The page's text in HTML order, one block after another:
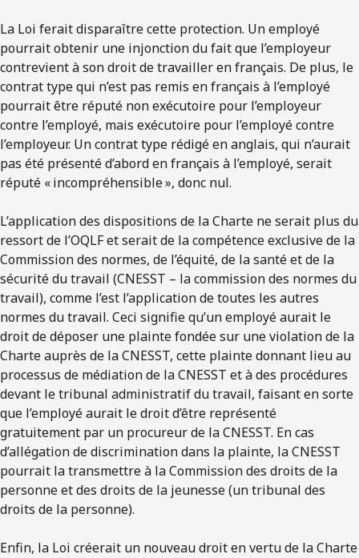
La Loi ferait disparaître cette protection. Un employé
pourrait obtenir une injonction du fait que l’employeur
contrevient à son droit de travailler en français. De plus, le
contrat type qui n’est pas remis en français à l’employé
pourrait être réputé non exécutoire pour l’employeur
contre l’employé, mais exécutoire pour l’employé contre
l’employeur. Un contrat type rédigé en anglais, qui n’aurait
pas été présenté d’abord en français à l’employé, serait
réputé « incompréhensible », donc nul.
L’application des dispositions de la Charte ne serait plus du
ressort de l’OQLF et serait de la compétence exclusive de la
Commission des normes, de l’équité, de la santé et de la
sécurité du travail (CNESST – la commission des normes du
travail), comme l’est l’application de toutes les autres
normes du travail. Ceci signifie qu’un employé aurait le
droit de déposer une plainte fondée sur une violation de la
Charte auprès de la CNESST, cette plainte donnant lieu au
processus de médiation de la CNESST et à des procédures
devant le tribunal administratif du travail, faisant en sorte
que l’employé aurait le droit d’être représenté
gratuitement par un procureur de la CNESST. En cas
d’allégation de discrimination dans la plainte, la CNESST
pourrait la transmettre à la Commission des droits de la
personne et des droits de la jeunesse (un tribunal des
droits de la personne).
Enfin, la Loi créerait un nouveau droit en vertu de la Charte